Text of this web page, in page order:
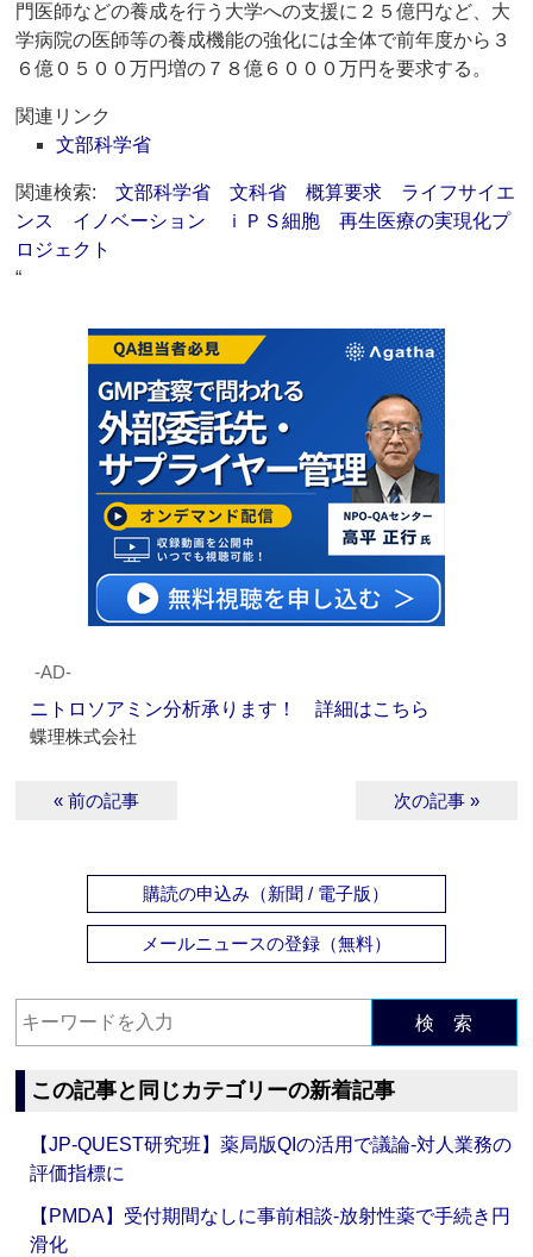
門医師などの養成を行う大学への支援に２５億円など、大
学病院の医師等の養成機能の強化には全体で前年度から３
６億０５００万円増の７８億６０００万円を要求する。
関連リンク
文部科学省
関連検索:文部科学省 文科省 概算要求
ライフサイエ
ンス
イノベーション ｉＰＳ細胞
再生医療の実現化プ
ロジェクト
“
‐AD‐
ニトロソアミン分析承ります！ 詳細はこちら
蝶理株式会社
« 前の記事 次の記事 »
購読の申込み（新聞 / 電子版）
メールニュースの登録（無料）
検 索
この記事と同じカテゴリーの新着記事
【JP-QUEST研究班】薬局版QIの活用で議論‐対人業務の
評価指標に
【PMDA】受付期間なしに事前相談‐放射性薬で手続き円
滑化